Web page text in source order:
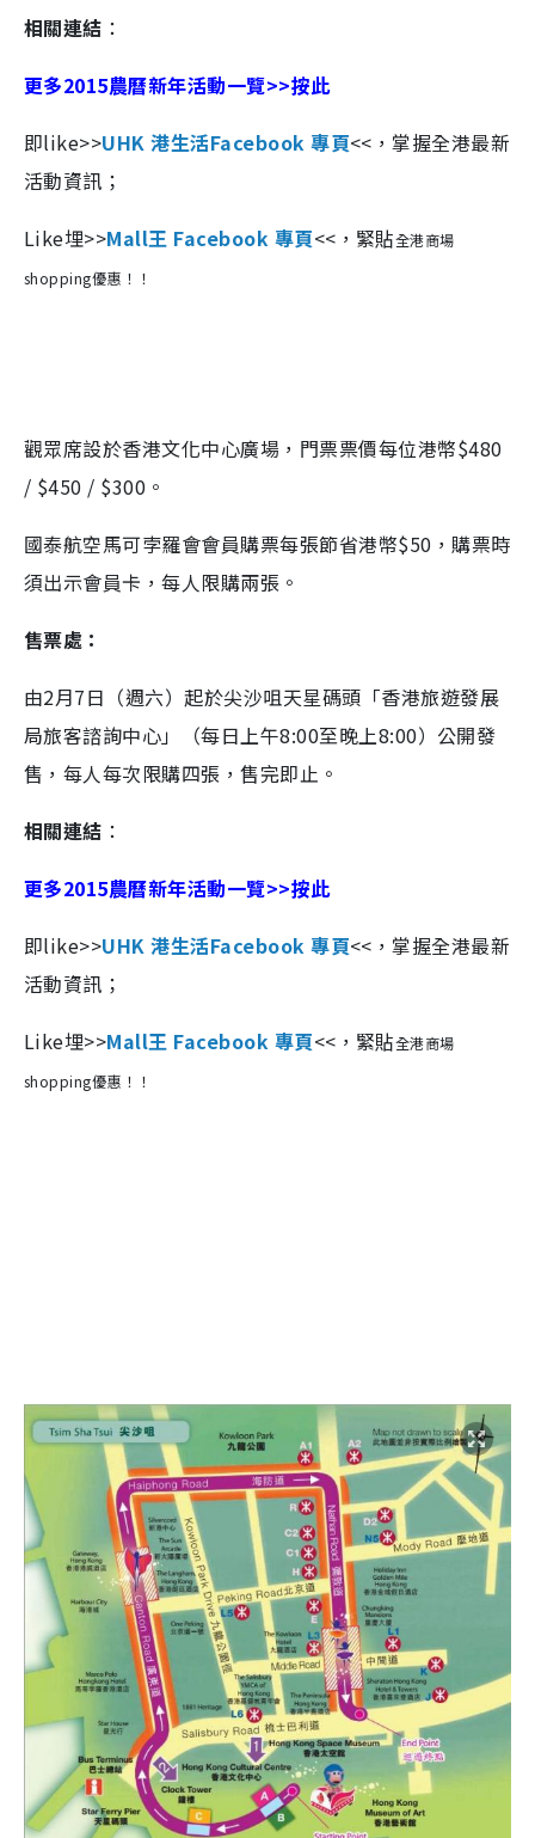
相關連結 ：
更多2015農曆新年活動一覽>>按此
即like>>UHK 港生活Facebook 專頁<<，掌握全港最新
活動資訊；
Like埋>>Mall王 Facebook 專頁<<，緊貼全港商場
shopping優惠！！
觀眾席設於香港文化中心廣場，門票票價每位港幣$480
/ $450 / $300。
國泰航空馬可孛羅會會員購票每張節省港幣$50，購票時
須出示會員卡，每人限購兩張。
售票處：
由2月7日（週六）起於尖沙咀天星碼頭「香港旅遊發展
局旅客諮詢中心」（每日上午8:00至晚上8:00）公開發
售，每人每次限購四張，售完即止。
相關連結 ：
更多2015農曆新年活動一覽>>按此
即like>>UHK 港生活Facebook 專頁<<，掌握全港最新
活動資訊；
Like埋>>Mall王 Facebook 專頁<<，緊貼全港商場
shopping優惠！！